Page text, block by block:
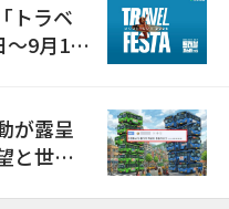
トラベ
9月11
が露呈
と世代